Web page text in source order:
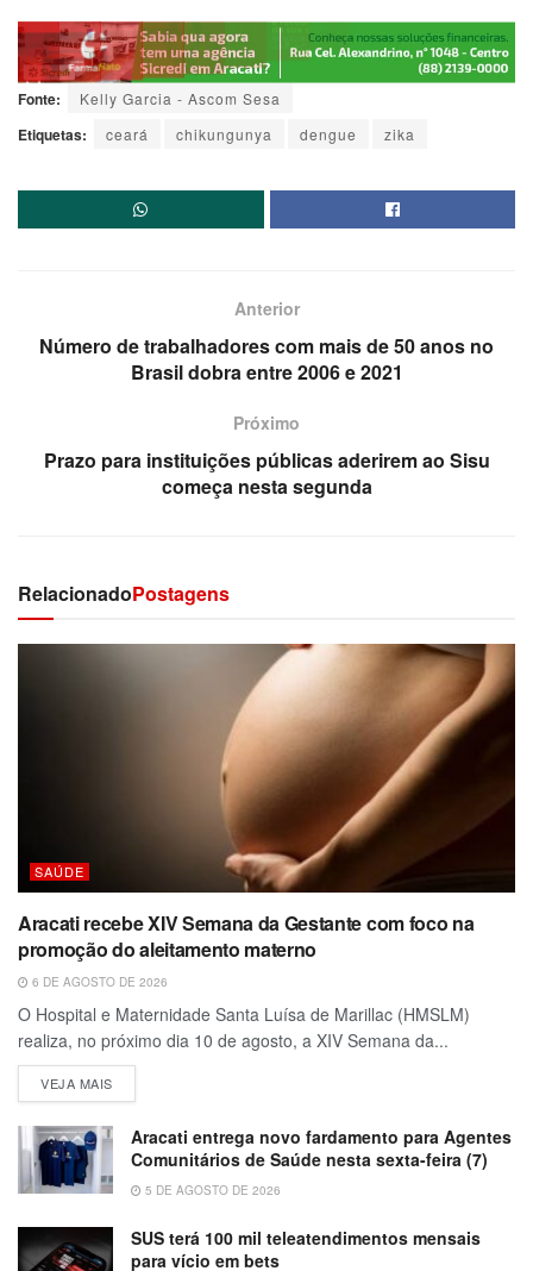
Fonte: Kelly Garcia - Ascom Sesa
Etiquetas: ceará chikungunya dengue zika
Anterior
Número de trabalhadores com mais de 50 anos no
Brasil dobra entre 2006 e 2021
Próximo
Prazo para instituições públicas aderirem ao Sisu
começa nesta segunda
RelacionadoPostagens
SAÚDE
Aracati recebe XIV Semana da Gestante com foco na
promoção do aleitamento materno
6 DE AGOSTO DE 2026
O Hospital e Maternidade Santa Luísa de Marillac (HMSLM)
realiza, no próximo dia 10 de agosto, a XIV Semana da...
VEJA MAIS
Aracati entrega novo fardamento para Agentes
Comunitários de Saúde nesta sexta-feira (7)
5 DE AGOSTO DE 2026
SUS terá 100 mil teleatendimentos mensais
para vício em bets